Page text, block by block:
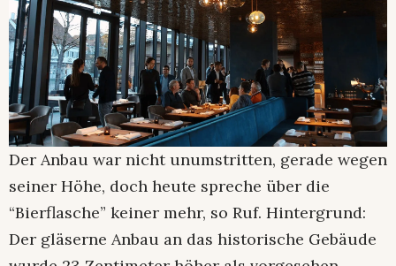
Der Anbau war nicht unumstritten, gerade wegen
seiner Höhe, doch heute spreche über die
“Bierflasche” keiner mehr, so Ruf. Hintergrund:
Der gläserne Anbau an das historische Gebäude